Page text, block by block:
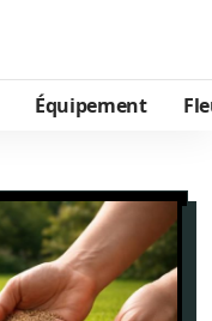
Équipement